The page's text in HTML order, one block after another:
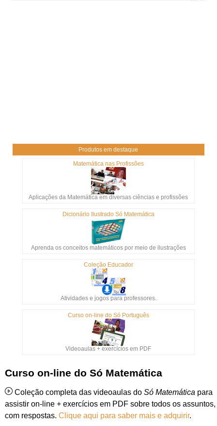
Produtos em destaque
Matemática nas Profissões
Aplicações da Matemática em diversas ciências e profissões
Dicionário Ilustrado Só Matemática
Aprenda os conceitos matemáticos por meio de ilustrações
Coleção Educador
Atividades e jogos para professores.
Curso on-line do Só Português
Videoaulas + exercícios em PDF
Curso on-line do Só Matemática
Coleção completa das videoaulas do Só Matemática para
assistir on-line + exercícios em PDF sobre todos os assuntos,
com respostas. Clique aqui para saber mais e adquirir.